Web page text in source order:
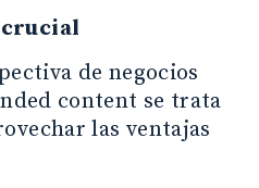
crucial
de negocios
content se trata
las ventajas